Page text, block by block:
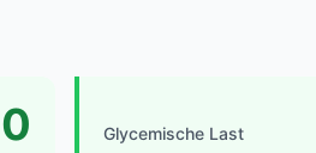
0 Glycemische Last